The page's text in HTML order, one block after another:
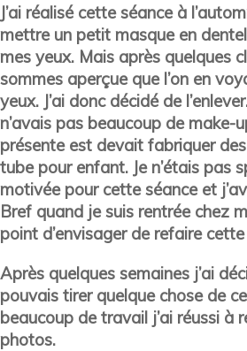
J’ai réalisé cette séance à
mettre un petit masque en
mes yeux. Mais après quelques
sommes aperçue que l’on en
yeux. J’ai donc décidé de
n’avais pas beaucoup de make-
présente est devait fabriquer
tube pour enfant. Je n’étais pas
motivée pour cette séance et
Bref quand je suis rentrée chez
point d’envisager de refaire
Après quelques semaines j’ai
pouvais tirer quelque chose de
beaucoup de travail j’ai réussi à
photos.